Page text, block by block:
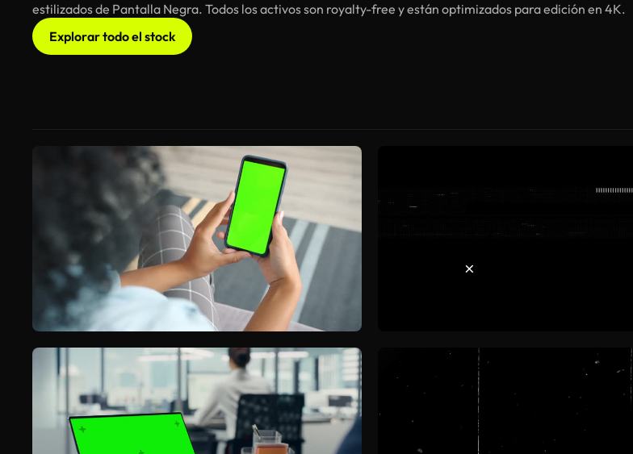
estilizados de Pantalla Negra. Todos los activos son royalty-free y están optimizados para edición en 4K.
Explorar todo el stock